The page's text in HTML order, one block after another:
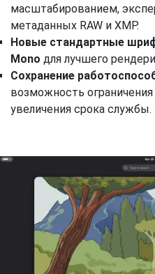
масштабированием,
метаданных RAW и XMP.
Новые стандартные
Mono для лучшего
Сохранение
возможность ограничения
увеличения срока службы.